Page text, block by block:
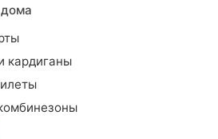
кардиганы